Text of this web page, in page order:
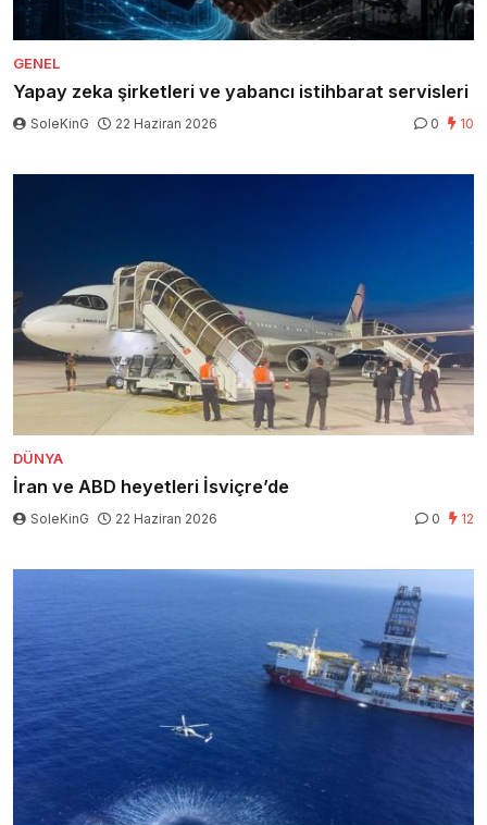
GENEL
Yapay zeka şirketleri ve yabancı istihbarat servisleri
SoleKinG 22 Haziran 2026 0 10
DÜNYA
İran ve ABD heyetleri İsviçre’de
SoleKinG 22 Haziran 2026 0 12